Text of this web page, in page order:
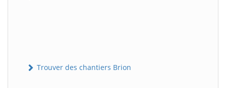
Trouver des chantiers Brion